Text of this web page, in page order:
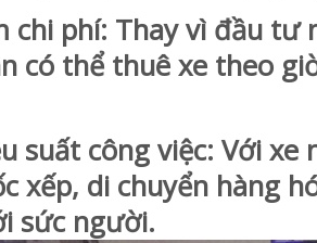
phí: Thay vì đầu tư
có thể thuê xe theo
công việc: Với xe
xếp, di chuyển hàng
sức người.